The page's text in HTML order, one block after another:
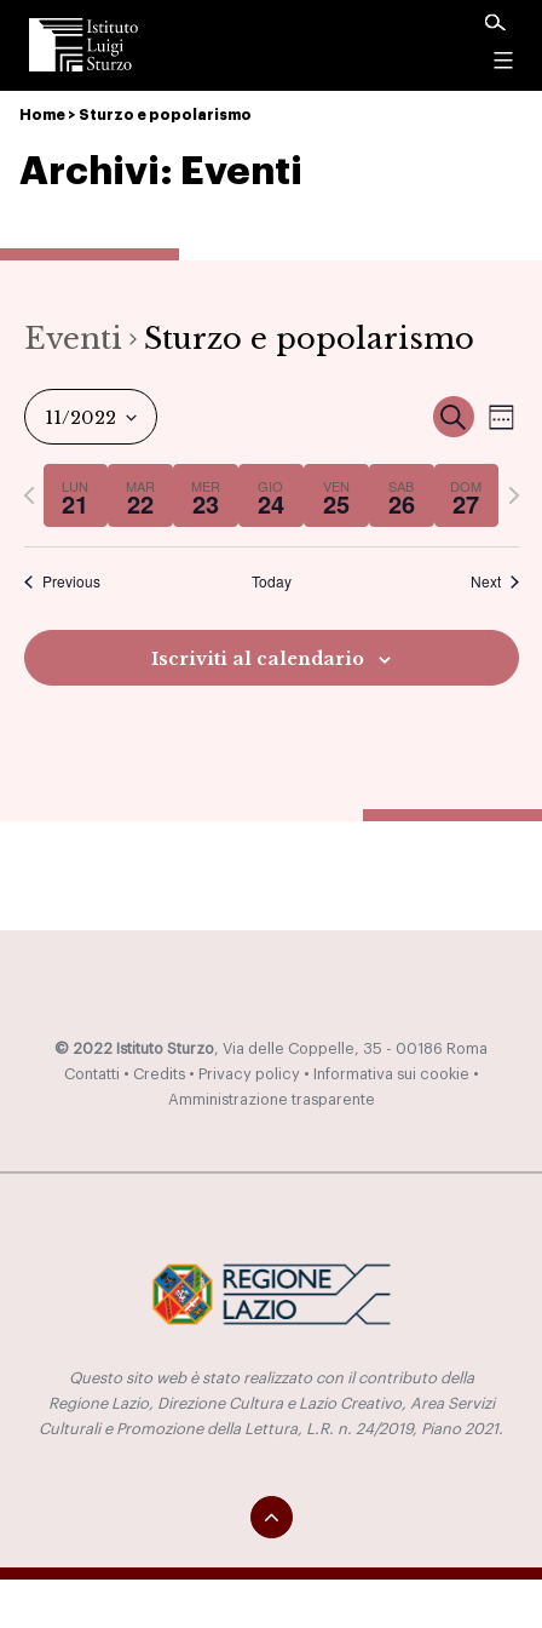
Istituto
Luigi
Sturzo
Home > Sturzo e popolarismo
Archivi: Eventi
Eventi Sturzo e popolarismo
e
viste
Cerca
11/2022
Select
date.LUN
21 MAR
22 MER
23 GIO
24 VEN
25 SAB
26 DOM
27
Previous
week
Previous Today Next
Iscriviti al calendario
© 2022 Istituto Sturzo, Via delle Coppelle, 35 - 00186 Roma
Contatti • Credits• Privacy policy• Informativa sui cookie •
Amministrazione trasparente
Questo sito web è stato realizzato con il contributo della
Regione Lazio, Direzione Cultura e Lazio Creativo, Area Servizi
Culturali e Promozione della Lettura, L.R. n. 24/2019, Piano 2021.